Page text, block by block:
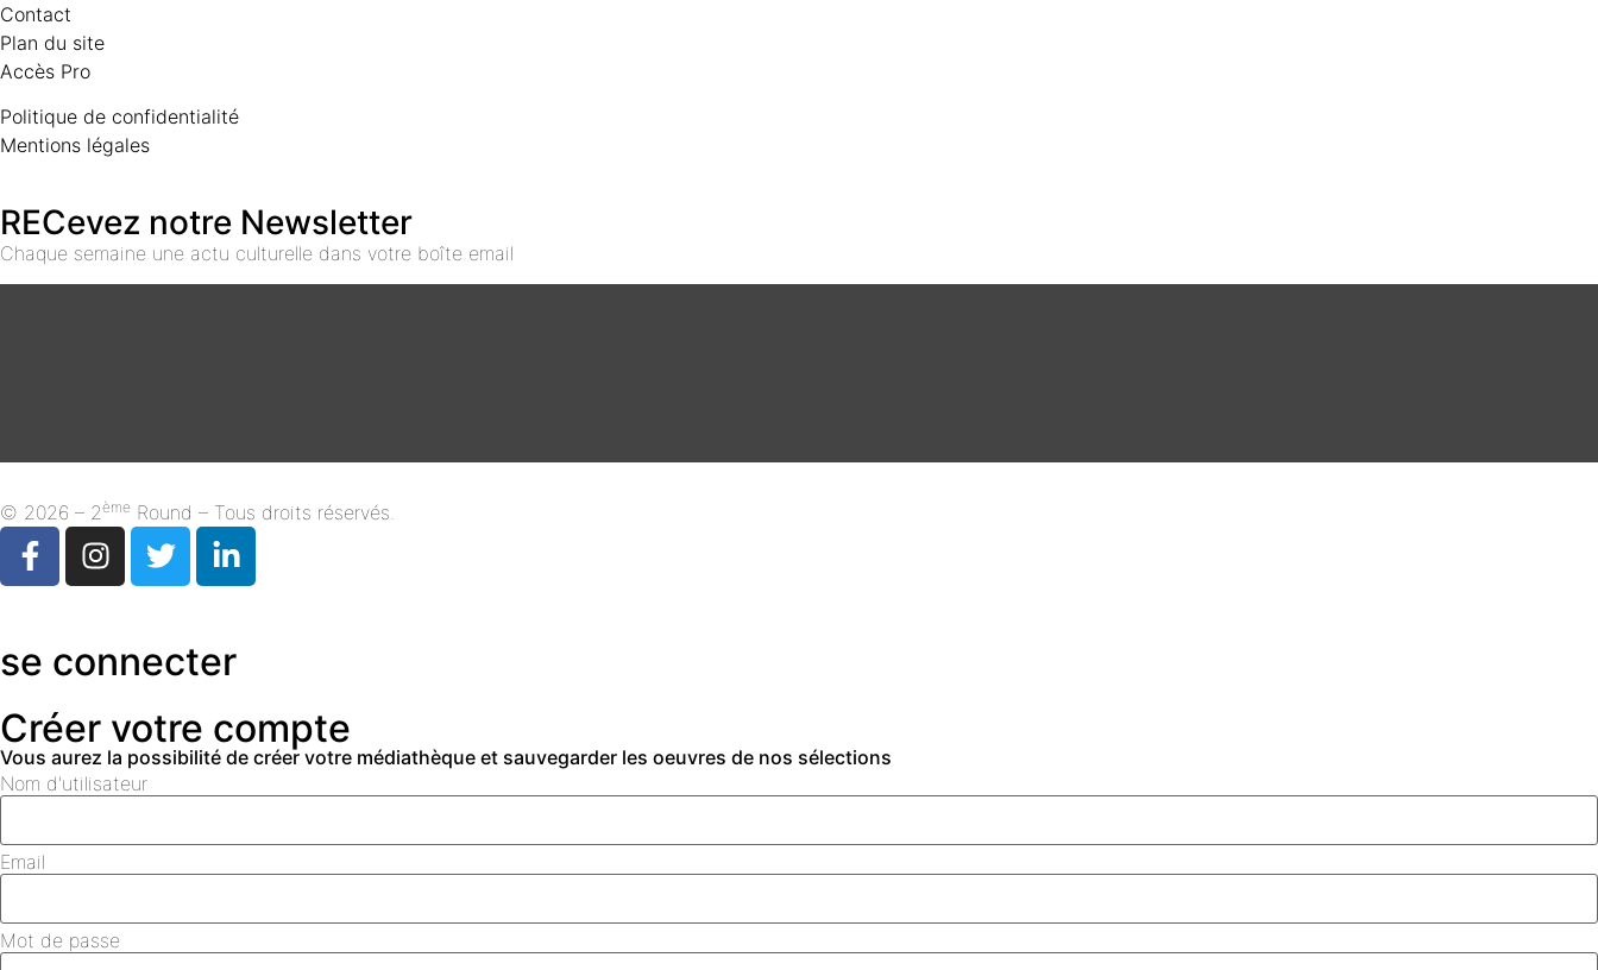
Contact
Plan du site
Accès Pro
Politique de confidentialité
Mentions légales
RECevez notre Newsletter
Chaque semaine une actu culturelle dans votre boîte email
© 2026 – 2ème Round – Tous droits réservés.
se connecter
Créer votre compte
Vous aurez la possibilité de créer votre médiathèque et sauvegarder les oeuvres de nos sélections
Nom d'utilisateur
Email
Mot de passe